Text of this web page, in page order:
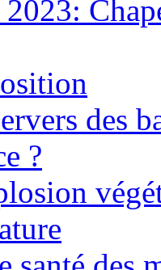
des
?